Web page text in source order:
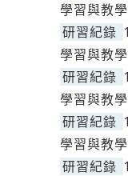
學習與教
研習紀錄
學習與教
研習紀錄
學習與教
研習紀錄
學習與教
研習紀錄